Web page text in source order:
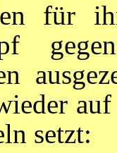
für
setzt: